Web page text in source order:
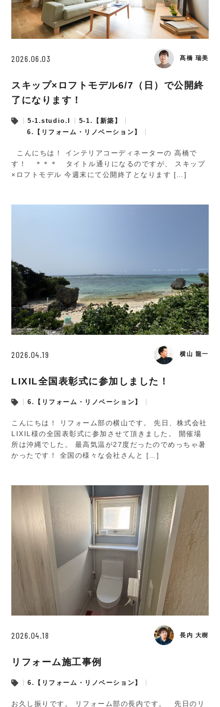
2026.06.03 髙橋 瑞美
スキップ×ロフトモデル6/7（日）で公開終
了になります！
5-1.studio.I
5-1.【新築】
6.【リフォーム・リノベーション】
こんにちは！ インテリアコーディネーターの 高橋で
す！ ＊＊＊ タイトル通りになるのですが、 スキップ
×ロフトモデル 今週末にて公開終了となります […]
2026.04.19 横山 龍一
LIXIL全国表彰式に参加しました！
6.【リフォーム・リノベーション】
こんにちは！ リフォーム部の横山です。 先日、株式会社
LIXIL様の全国表彰式に参加させて頂きました。 開催場
所は沖縄でした。 最高気温が27度だったのでめっちゃ暑
かったです！ 全国の様々な会社さんと […]
2026.04.18 長内 大樹
リフォーム施工事例
6.【リフォーム・リノベーション】
お久し振りです。 リフォーム部の長内です。 先日のリ